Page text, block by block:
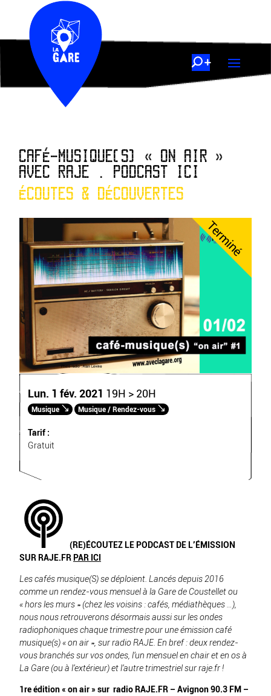
CAFÉ-MUSIQUE(S) « ON AIR »
AVEC RAJE . PODCAST ICI
ÉCOUTES & DÉCOUVERTES
Terminé
Lun. 1 fév. 2021 19H > 20H
Musique Musique / Rendez-vous
Tarif :
Gratuit
(RE)ÉCOUTEZ LE PODCAST DE L’ÉMISSION
SUR RAJE.FR PAR ICI
Les cafés musique(S) se déploient. Lancés depuis 2016
comme un rendez-vous mensuel à la Gare de Coustellet ou
« hors les murs » (chez les voisins : cafés, médiathèques …),
nous nous retrouverons désormais aussi sur les ondes
radiophoniques chaque trimestre pour une émission café
musique(s) « on air », sur radio RAJE. En bref : deux rendez-
vous branchés sur vos ondes, l’un mensuel en chair et en os à
La Gare (ou à l’extérieur) et l’autre trimestriel sur raje.fr !
1re édition « on air » sur radio RAJE.FR – Avignon 90.3 FM –